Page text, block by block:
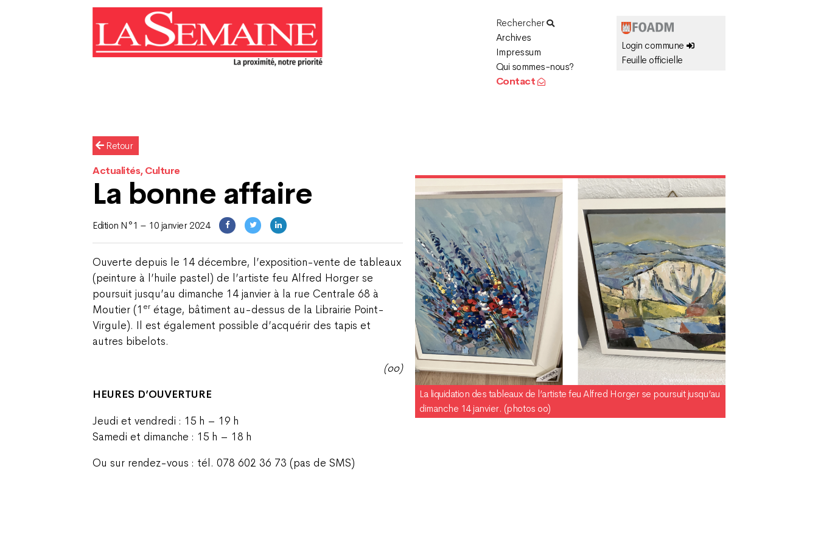
Rechercher
Archives
Impressum
Qui sommes-nous?
Contact
Login commune
Feuille officielle
Retour
Actualités, Culture
La bonne affaire
Edition N°1 – 10 janvier 2024
Ouverte depuis le 14 décembre, l’exposition-vente de tableaux
(peinture à l’huile pastel) de l’artiste feu Alfred Horger se
poursuit jusqu’au dimanche 14 janvier à la rue Centrale 68 à
Moutier (1 er étage, bâtiment au-dessus de la Librairie Point-
Virgule). Il est également possible d’acquérir des tapis et
autres bibelots.
(oo)
HEURES D’OUVERTURE
Jeudi et vendredi : 15 h – 19 h
Samedi et dimanche : 15 h – 18 h
Ou sur rendez-vous : tél. 078 602 36 73 (pas de SMS)
La liquidation des tableaux de l’artiste feu Alfred Horger se poursuit jusqu’au
dimanche 14 janvier. (photos oo)